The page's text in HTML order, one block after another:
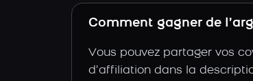
Comment gagner de
Vous pouvez partager vos
d’affiliation dans la